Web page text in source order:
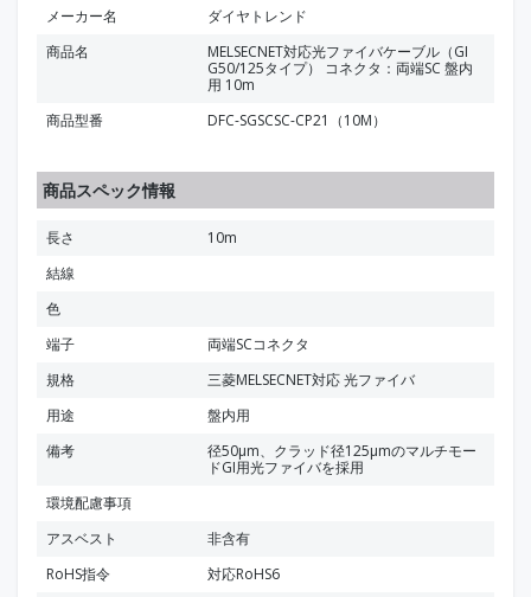
メーカー名
ダイヤトレンド
商品名
MELSECNET対応光ファイバケーブル（GI
G50/125タイプ） コネクタ：両端SC 盤内
用 10m
商品型番
DFC-SGSCSC-CP21（10M）
商品スペック情報
長さ
10m
結線
色
端子
両端SCコネクタ
規格
三菱MELSECNET対応 光ファイバ
用途
盤内用
備考
径50μm、クラッド径125μmのマルチモー
ドGI用光ファイバを採用
環境配慮事項
アスベスト
非含有
RoHS指令
対応RoHS6